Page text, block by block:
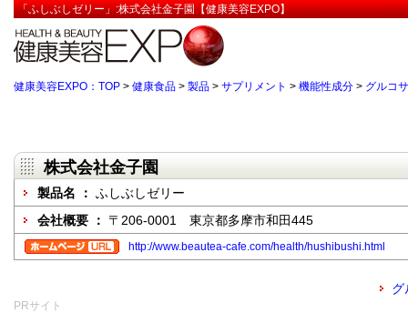
「ふしぶしゼリー」:株式会社金子園【健康美容EXPO】
健康美容EXPO：TOP > 健康食品 > 製品 > サプリメント > 機能性成分 > グルコ
株式会社金子園
製品名 ： ふしぶしゼリー
会社概要 ： 〒206-0001 東京都多摩市和田445
http://www.beautea-cafe.com/health/hushibushi.html
グ
PRサイト